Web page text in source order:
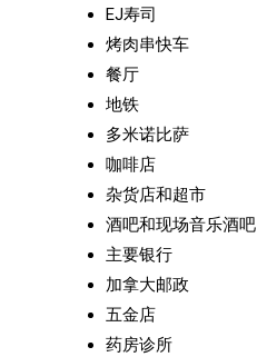
EJ寿司
烤肉串快车
餐厅
地铁
多米诺比萨
咖啡店
杂货店和超市
酒吧和现场音乐酒吧
主要银行
加拿大邮政
五金店
药房诊所